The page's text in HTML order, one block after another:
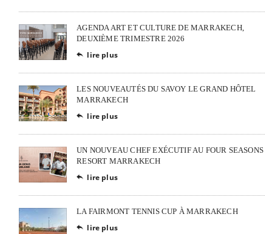
AGENDA ART ET CULTURE DE MARRAKECH,
DEUXIÈME TRIMESTRE 2026
 lire plus
LES NOUVEAUTÉS DU SAVOY LE GRAND HÔTEL
MARRAKECH
 lire plus
UN NOUVEAU CHEF EXÉCUTIF AU FOUR SEASONS
RESORT MARRAKECH
 lire plus
LA FAIRMONT TENNIS CUP À MARRAKECH
 lire plus